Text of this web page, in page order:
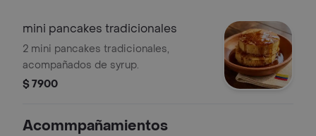
mini pancakes tradicionales
2 mini pancakes tradicionales,
acompañados de syrup.
$ 7900
Acommpañamientos